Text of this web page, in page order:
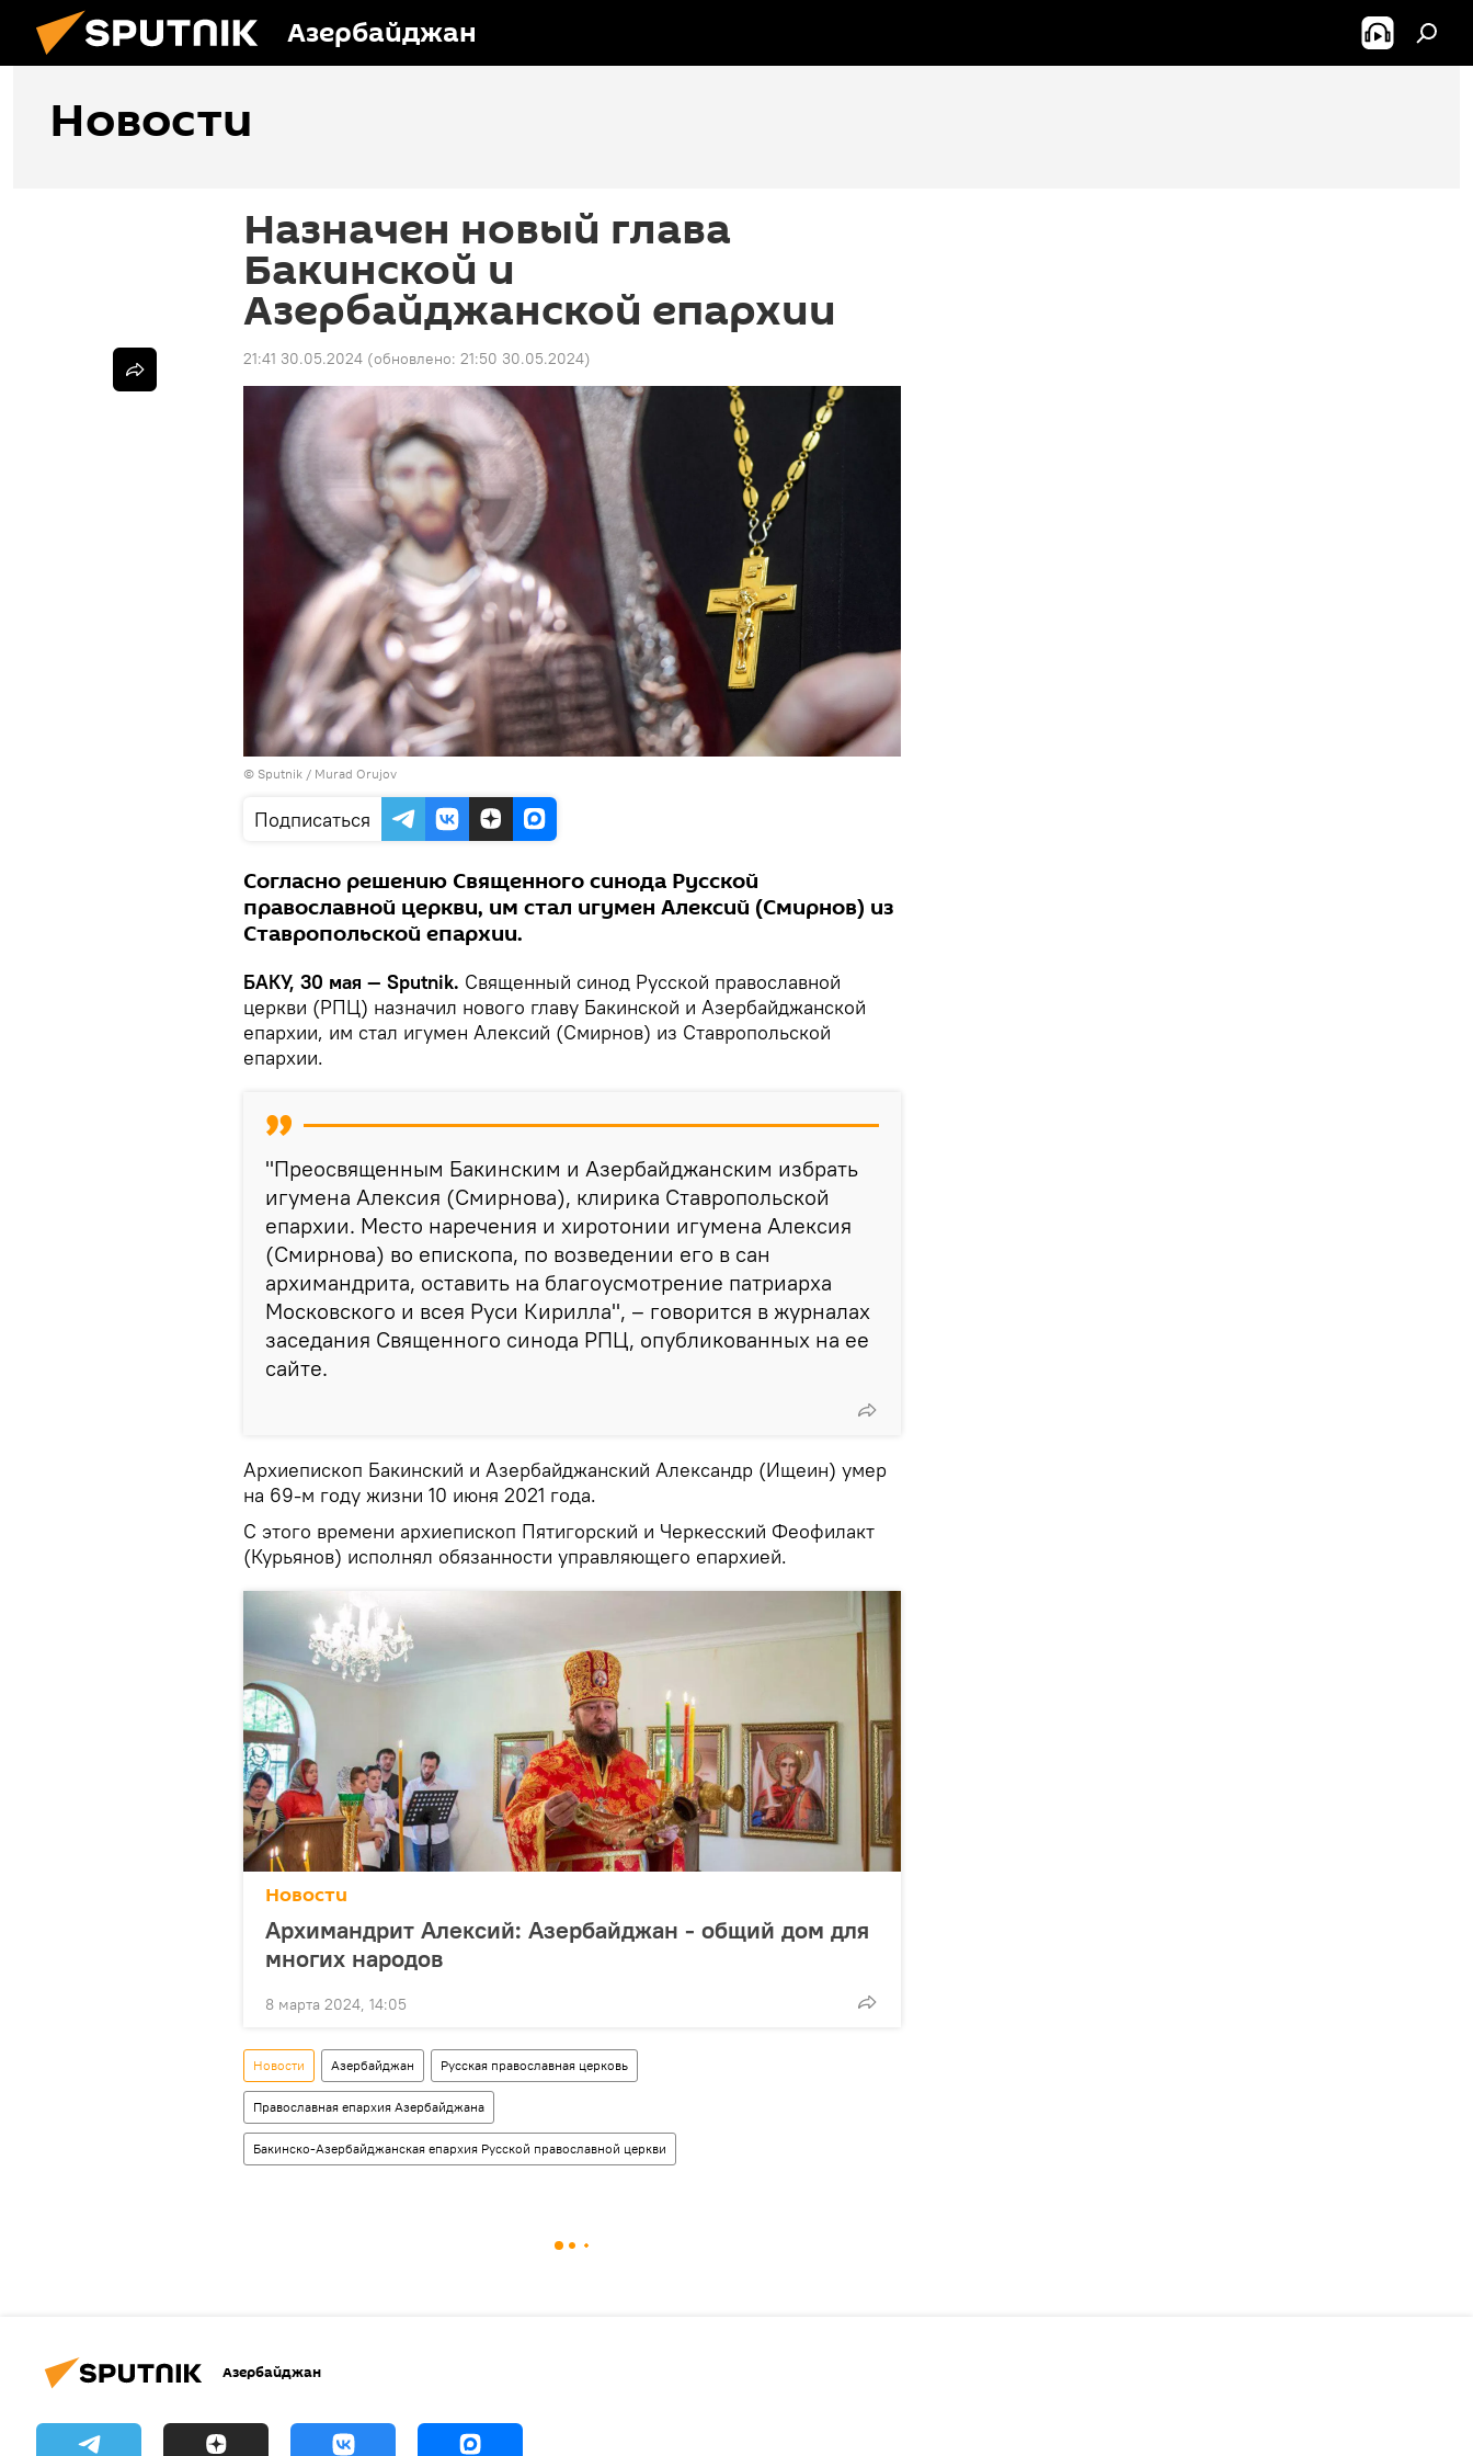
Азербайджан
Новости
Назначен новый глава
Бакинской и
Азербайджанской епархии
21:41 30.05.2024 (обновлено: 21:50 30.05.2024)
© Sputnik / Murad Orujov
Подписаться
Согласно решению Священного синода Русской
православной церкви, им стал игумен Алексий (Смирнов) из
Ставропольской епархии.
БАКУ, 30 мая — Sputnik. Священный синод Русской православной
церкви (РПЦ) назначил нового главу Бакинской и Азербайджанской
епархии, им стал игумен Алексий (Смирнов) из Ставропольской
епархии.
"Преосвященным Бакинским и Азербайджанским избрать
игумена Алексия (Смирнова), клирика Ставропольской
епархии. Место наречения и хиротонии игумена Алексия
(Смирнова) во епископа, по возведении его в сан
архимандрита, оставить на благоусмотрение патриарха
Московского и всея Руси Кирилла", – говорится в журналах
заседания Священного синода РПЦ, опубликованных на ее
сайте.
Архиепископ Бакинский и Азербайджанский Александр (Ищеин) умер
на 69-м году жизни 10 июня 2021 года.
С этого времени архиепископ Пятигорский и Черкесский Феофилакт
(Курьянов) исполнял обязанности управляющего епархией.
Новости
Архимандрит Алексий: Азербайджан - общий дом для
многих народов
8 марта 2024, 14:05
Новости Азербайджан Русская православная церковь
Православная епархия Азербайджана
Бакинско-Азербайджанская епархия Русской православной церкви
Азербайджан